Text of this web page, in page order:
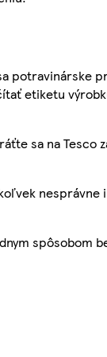
potravinárske
etiketu
sa na Tesco
nesprávne
spôsobom